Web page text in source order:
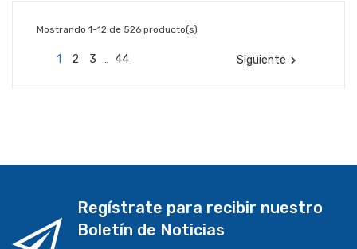
Mostrando 1-12 de 526 producto(s)
1 2 3 … 44 Siguiente 
Regístrate para recibir nuestro
Boletín de Noticias